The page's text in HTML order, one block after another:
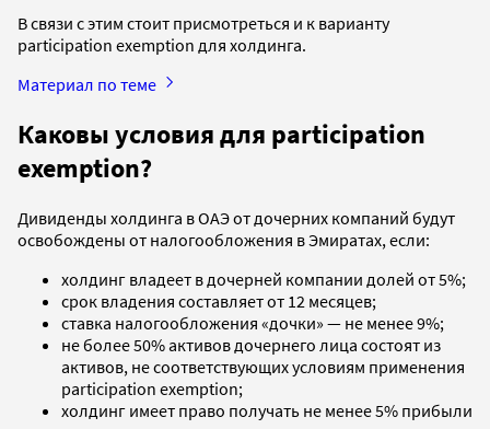
В связи с этим стоит присмотреться и к варианту
participation exemption для холдинга.
Материал по теме
Каковы условия для participation
exemption?
Дивиденды холдинга в ОАЭ от дочерних компаний будут
освобождены от налогообложения в Эмиратах, если:
холдинг владеет в дочерней компании долей от 5%;
срок владения составляет от 12 месяцев;
ставка налогообложения «дочки» — не менее 9%;
не более 50% активов дочернего лица состоят из
активов, не соответствующих условиям применения
participation exemption;
холдинг имеет право получать не менее 5% прибыли